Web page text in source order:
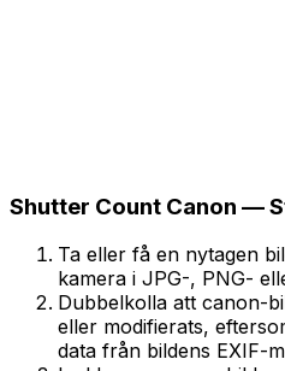
Shutter Count Canon —
Ta eller få en nytagen
kamera i JPG-, PNG-
Dubbelkolla att canon-
eller modifierats,
data från bildens EXIF-